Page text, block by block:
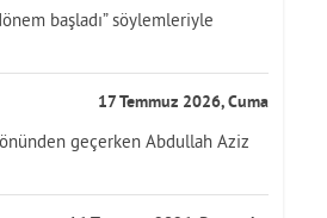
başladı” söylemleriyle
17 Temmuz 2026, Cuma
geçerken Abdullah Aziz